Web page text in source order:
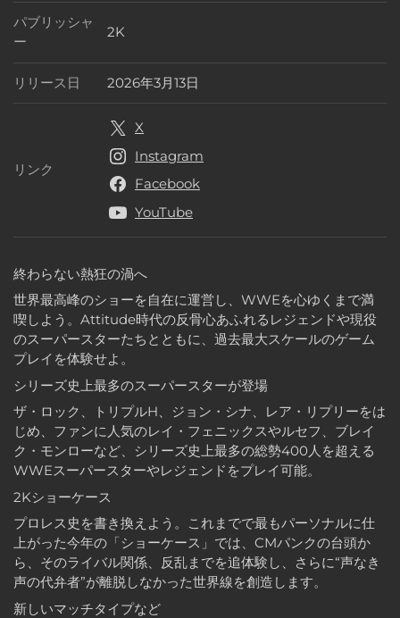
終わらない熱狂の渦へ
世界最高峰のショーを自在に運営し、WWEを心ゆくまで満
喫しよう。Attitude時代の反骨心あふれるレジェンドや現役
のスーパースターたちとともに、過去最大スケールのゲーム
プレイを体験せよ。
シリーズ史上最多のスーパースターが登場
ザ・ロック、トリプルH、ジョン・シナ、レア・リプリーをは
じめ、ファンに人気のレイ・フェニックスやルセフ、ブレイ
ク・モンローなど、シリーズ史上最多の総勢400人を超える
WWEスーパースターやレジェンドをプレイ可能。
2Kショーケース
プロレス史を書き換えよう。これまでで最もパーソナルに仕
上がった今年の「ショーケース」では、CMパンクの台頭か
ら、そのライバル関係、反乱までを追体験し、さらに“声なき
声の代弁者”が離脱しなかった世界線を創造します。
新しいマッチタイプなど
パブリッシャ
ー
パブリッシャー
2K
リリース日 リリース日
2026年3月13日
リンク リンク
X
Instagram
Facebook
YouTube